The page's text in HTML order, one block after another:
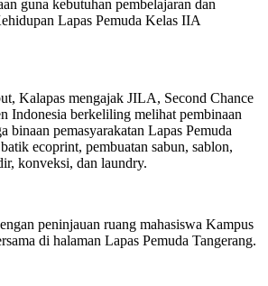
guna kebutuhan pembelajaran dan
Lapas Pemuda Kelas IIA
Kalapas mengajak JILA, Second Chance
Indonesia berkeliling melihat pembinaan
binaan pemasyarakatan Lapas Pemuda
ecoprint, pembuatan sabun, sablon,
konveksi, dan laundry.
peninjauan ruang mahasiswa Kampus
di halaman Lapas Pemuda Tangerang.